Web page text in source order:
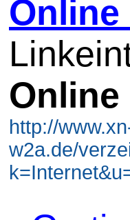
Online
Online
http://
w2a.de/